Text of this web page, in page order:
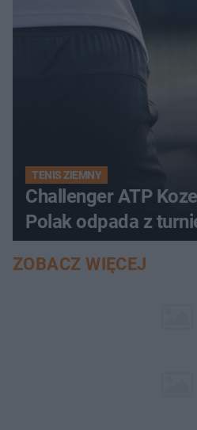
TENIS ZIEMNY
Challenger ATP
Polak odpada z
ZOBACZ WIĘCEJ